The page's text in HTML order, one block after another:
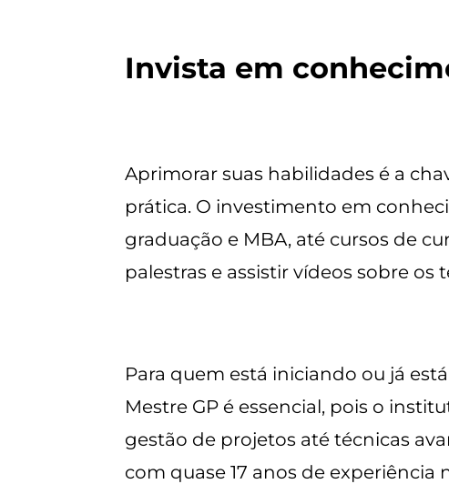
Invista em
Aprimorar suas habilidades é a
prática. O investimento em
graduação e MBA, até cursos de
palestras e assistir vídeos sobre os
Para quem está iniciando ou já
Mestre GP é essencial, pois o
gestão de projetos até técnicas
com quase 17 anos de